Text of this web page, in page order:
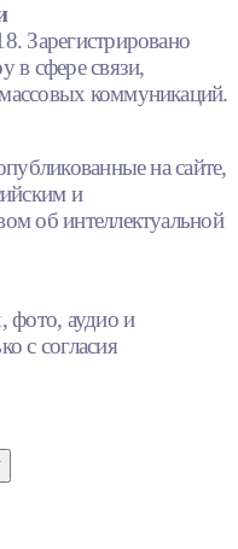
Зарегистрировано
в сфере связи,
коммуникаций.
на сайте,
и
об интеллектуальной
фото, аудио и
с согласия